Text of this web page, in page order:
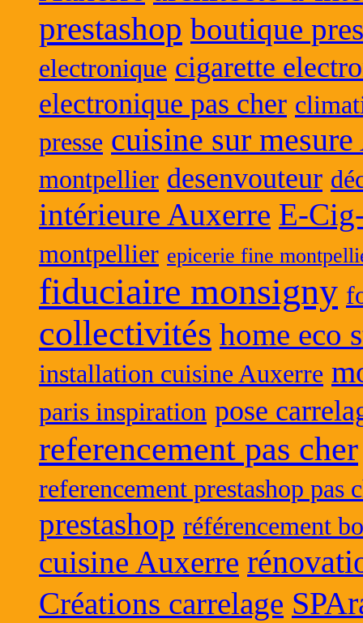
prestashop boutique
electronique cigarette
electronique pas cher
presse cuisine sur
montpellier desenvouteur
intérieure Auxerre E-
montpellier epicerie fine
fiduciaire monsigny
collectivités home eco
installation cuisine Auxerre
paris inspiration pose
referencement pas cher
referencement prestashop pas
prestashop référencement
cuisine Auxerre
Créations carrelage